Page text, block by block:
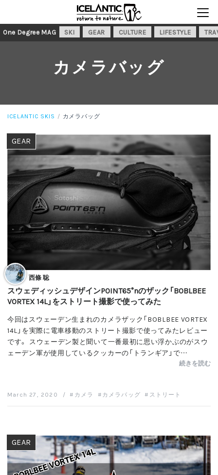
One Degree MAG SKI GEAR CULTURE LIFESTYLE
ICELANTIC SKIS カメラバッグ
カメラバッグ
西條 聡
スウェディッシュデザインPOINT65°nのザック「BOBLBEE
VORTEX 14L」をストリート撮影で使ってみた
GEAR
今回はスウェーデン生まれのカメラザック「BOBLBEE VORTEX
14L」を実際に電車移動のストリート撮影で使ってみたレビュー
です。 スウェーデン製と聞いて一番最初に思い浮かぶのがスウ
ェーデン軍が使用しているクッカーの「トランギア」で…
続きを読む
March 27, 2020 / カメラ カメラバッグ ストリート
GEAR